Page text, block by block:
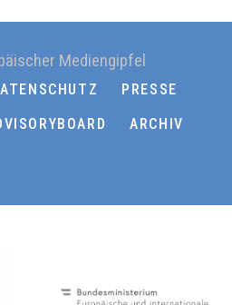
Mediengipfel
PRESSE
ARCHIV